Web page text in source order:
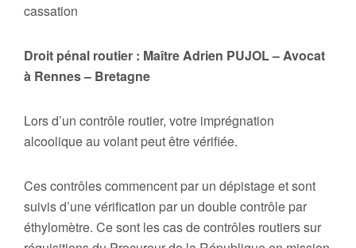
cassation
Droit pénal routier : Maître Adrien PUJOL – Avocat
à Rennes – Bretagne
Lors d’un contrôle routier, votre imprégnation
alcoolique au volant peut être vérifiée.
Ces contrôles commencent par un dépistage et sont
suivis d’une vérification par un double contrôle par
éthylomètre. Ce sont les cas de contrôles routiers sur